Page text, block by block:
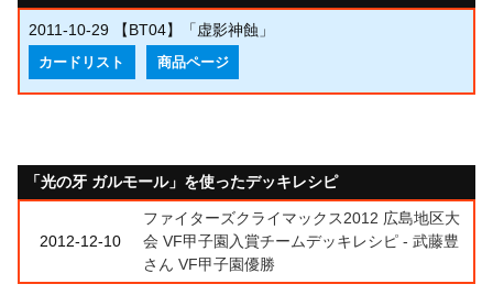
2011-10-29 【BT04】「虚影神蝕」
カードリスト 商品ページ
「光の牙 ガルモール」を使ったデッキレシピ
2012-12-10
ファイターズクライマックス2012 広島地区大
会 VF甲子園入賞チームデッキレシピ - 武藤豊
さん VF甲子園優勝